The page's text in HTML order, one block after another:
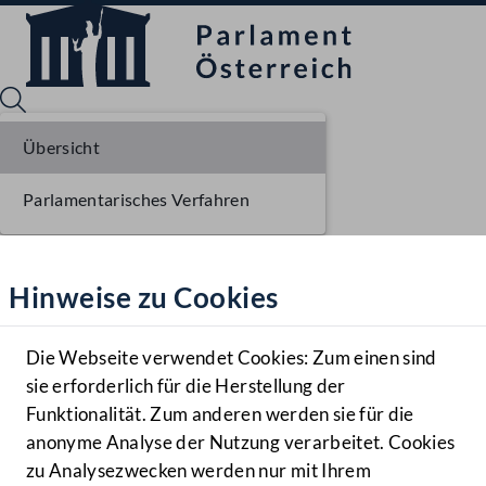
Hilfe
Benutzer
Navigationsmenü öffnen
MENÜ
Hinweise zu Cookies
Die Webseite verwendet Cookies: Zum einen sind
sie erforderlich für die Herstellung der
Funktionalität. Zum anderen werden sie für die
anonyme Analyse der Nutzung verarbeitet. Cookies
zu Analysezwecken werden nur mit Ihrem
Übersicht
Parlamentarisches Verfahren